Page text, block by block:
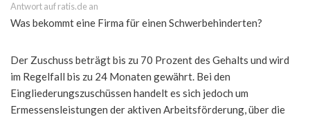
Antwort auf ratis.de an
Was bekommt eine Firma für einen Schwerbehinderten?
Der Zuschuss beträgt bis zu 70 Prozent des Gehalts und wird
im Regelfall bis zu 24 Monaten gewährt. Bei den
Eingliederungszuschüssen handelt es sich jedoch um
Ermessensleistungen der aktiven Arbeitsförderung, über die